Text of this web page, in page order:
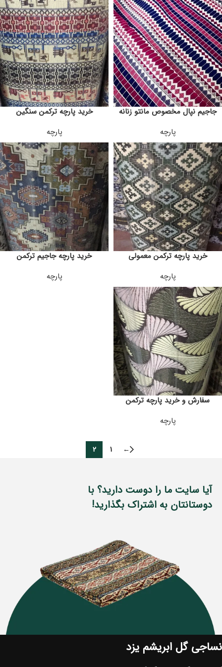
جاجیم نپال مخصوص مانتو زنانه
پارچه
خرید پارچه ترکمن سنگین
پارچه
خرید پارچه ترکمن معمولی
پارچه
خرید پارچه جاجیم ترکمن
پارچه
سفارش و خرید پارچه ترکمن
پارچه
←
1
2
آیا سایت ما را دوست دارید؟ با
دوستانتان به اشتراک بگذارید!
نساجی گل ابریشم یزد